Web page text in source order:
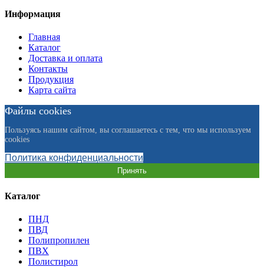
Информация
Главная
Каталог
Доставка и оплата
Контакты
Продукция
Карта сайта
Файлы cookies
Пользуясь нашим сайтом, вы соглашаетесь с тем, что мы используем
cookies
Политика конфиденциальности
Принять
Каталог
ПНД
ПВД
Полипропилен
ПВХ
Полистирол